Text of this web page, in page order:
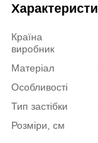
Країна
виробник
Матеріал
Особливості
Тип застібки
Розміри, см